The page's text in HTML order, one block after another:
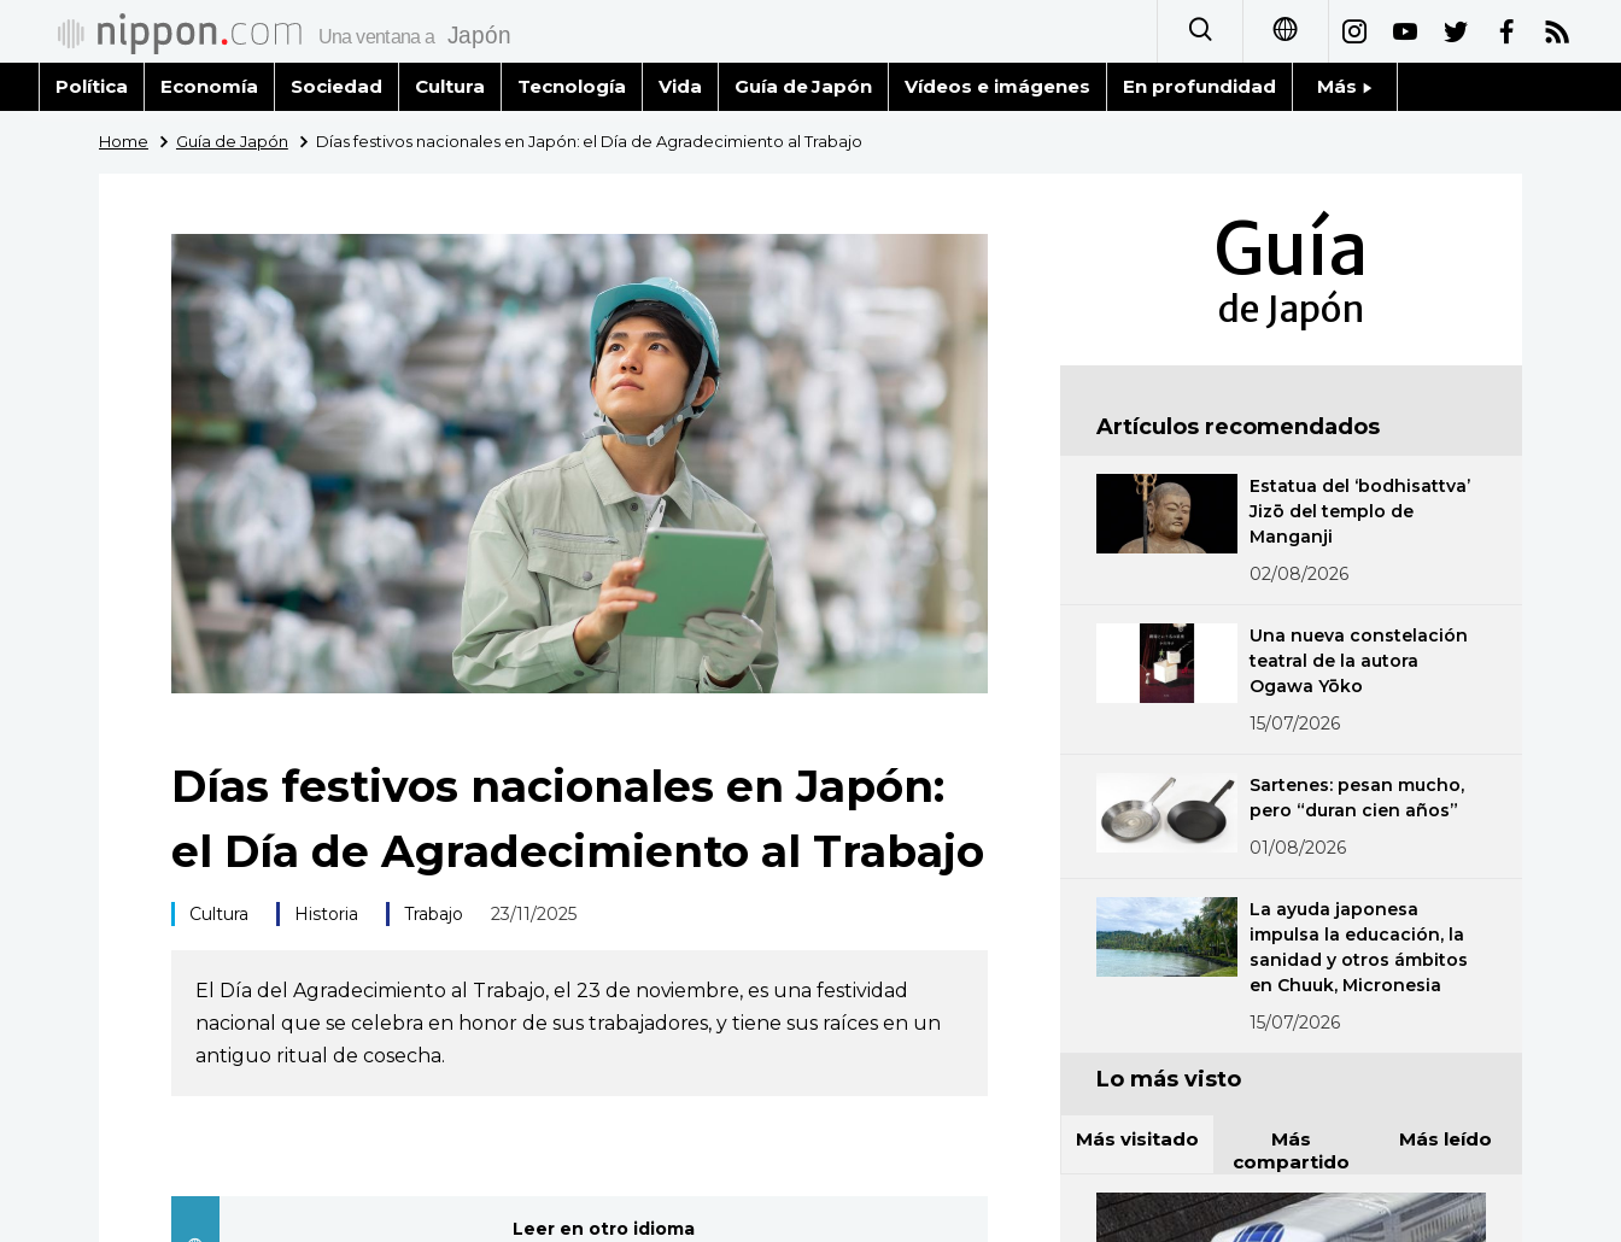
日本語
简体字
繁體字
Français
Política Economía Sociedad Cultura Tecnología Vida Guía de Japón Vídeos e imágenes En profundidad Más
Fragmentos de Japón
Gente
Avisos
Home Guía de Japón Días festivos nacionales en Japón: el Día de Agradecimiento al Trabajo
Días festivos nacionales en Japón:
el Día de Agradecimiento al Trabajo
Cultura Historia Trabajo 23/11/2025
El Día del Agradecimiento al Trabajo, el 23 de noviembre, es una festividad
nacional que se celebra en honor de sus trabajadores, y tiene sus raíces en un
antiguo ritual de cosecha.
Leer en otro idioma
Guía
de Japón
Artículos recomendados
Estatua del ‘bodhisattva’
Jizō del templo de
Manganji
02/08/2026
Una nueva constelación
teatral de la autora
Ogawa Yōko
15/07/2026
Sartenes: pesan mucho,
pero “duran cien años”
01/08/2026
La ayuda japonesa
impulsa la educación, la
sanidad y otros ámbitos
en Chuuk, Micronesia
15/07/2026
Lo más visto
Más visitado
Más
compartido
Más leído